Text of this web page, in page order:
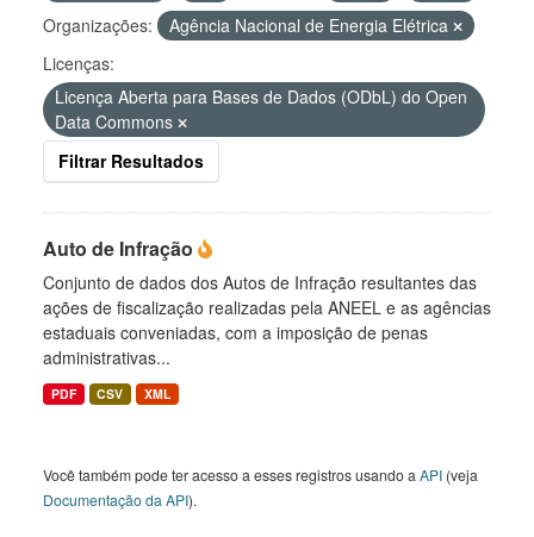
Organizações:
Agência Nacional de Energia Elétrica
Licenças:
Licença Aberta para Bases de Dados (ODbL) do Open
Data Commons
Filtrar Resultados
Auto de Infração
Conjunto de dados dos Autos de Infração resultantes das
ações de fiscalização realizadas pela ANEEL e as agências
estaduais conveniadas, com a imposição de penas
administrativas...
PDF CSV XML
Você também pode ter acesso a esses registros usando a API (veja
Documentação da API).